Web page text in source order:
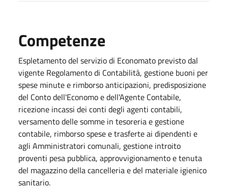
Competenze
Espletamento del servizio di Economato previsto dal
vigente Regolamento di Contabilità, gestione buoni per
spese minute e rimborso anticipazioni, predisposizione
del Conto dell'Economo e dell'Agente Contabile,
ricezione incassi dei conti degli agenti contabili,
versamento delle somme in tesoreria e gestione
contabile, rimborso spese e trasferte ai dipendenti e
agli Amministratori comunali, gestione introito
proventi pesa pubblica, approvvigionamento e tenuta
del magazzino della cancelleria e del materiale igienico
sanitario.